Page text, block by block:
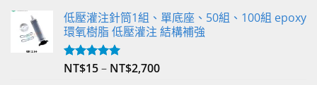
低壓灌注針筒1組、單底座、50組、100組 epoxy
環氧樹脂 低壓灌注 結構補強
評分5.00
NT$15– NT$2,700